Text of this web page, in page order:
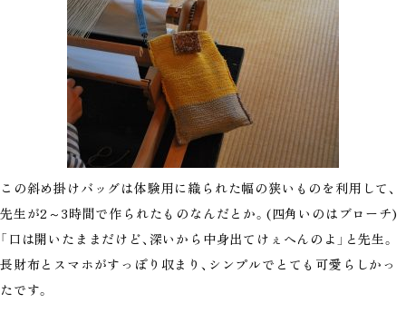
この斜め掛けバッグは体験用に織られた幅の狭いものを利用して、
先生が2～3時間で作られたものなんだとか。(四角いのはブローチ)
「口は開いたままだけど、深いから中身出てけぇへんのよ」と先生。
長財布とスマホがすっぽり収まり、シンプルでとても可愛らしかっ
たです。